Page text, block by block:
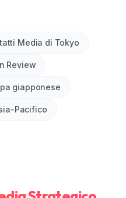
Media di Tokyo
Review
giapponese
Pacifico